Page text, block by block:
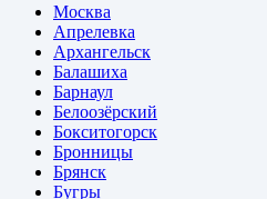
Москва
Апрелевка
Архангельск
Балашиха
Барнаул
Белоозёрский
Бокситогорск
Бронницы
Брянск
Бугры